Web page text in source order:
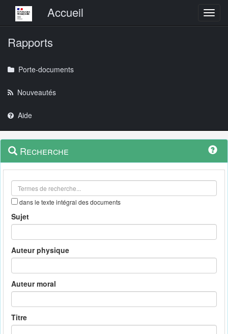
Menu principalAccueil
Rapports
Porte-documents
Nouveautés
Aide
Navigation
outils
Menu
contextuel
Recherche
dans le texte intégral des documents
Sujet
Auteur physique
Auteur moral
Titre